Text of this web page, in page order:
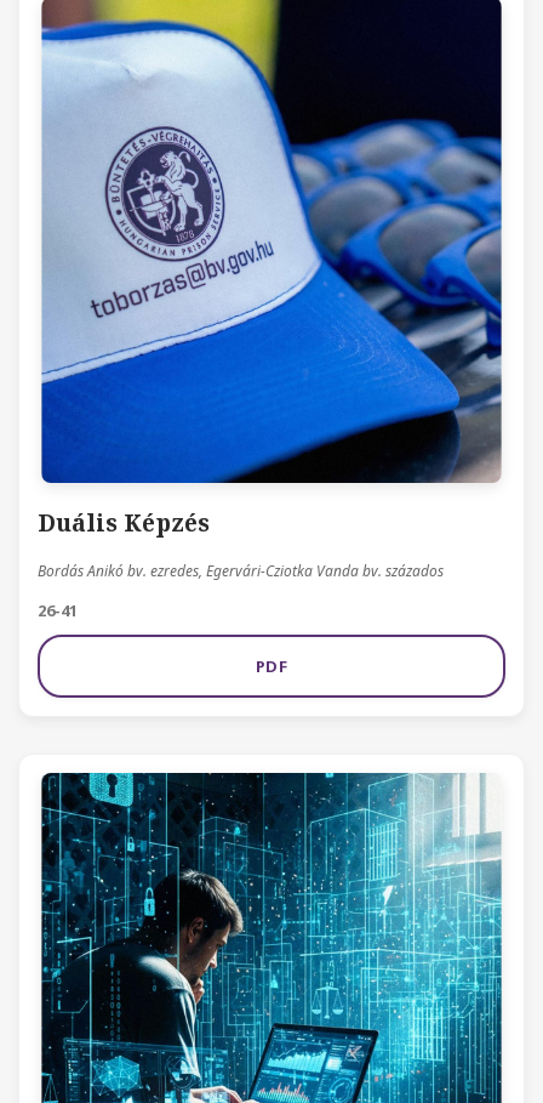
Duális Képzés
Bordás Anikó bv. ezredes, Egervári-Cziotka Vanda bv. százados
26-41
PDF